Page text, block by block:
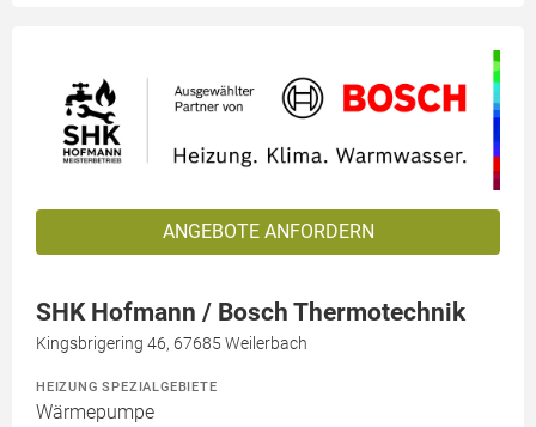
ANGEBOTE ANFORDERN
SHK Hofmann / Bosch Thermotechnik
Kingsbrigering 46, 67685 Weilerbach
HEIZUNG SPEZIALGEBIETE
Wärmepumpe